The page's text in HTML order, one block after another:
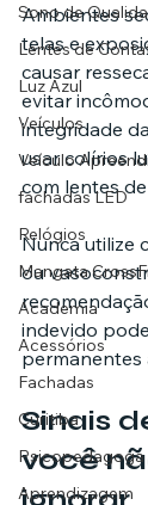
Sono de
Lentes de
Luz Azul
Veículos
Veículo
fachadas LED
Relógios
Mangata
Academia
Acessórios
Fachadas
Curitiba
Psicopedagoga
Aprendizagem
Ambientes
telas e
causar
evitar
integridade
usar colírios
com lentes
Nunca utilize
ou
indevido
permanentes
Sinais
você